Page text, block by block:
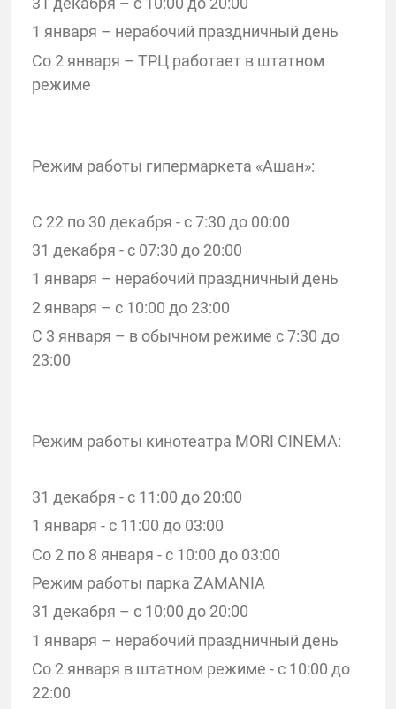
1 января – нерабочий праздничный день
Со 2 января – ТРЦ работает в штатном
режиме
Режим работы гипермаркета «Ашан»:
С 22 по 30 декабря - с 7:30 до 00:00
31 декабря - с 07:30 до 20:00
1 января – нерабочий праздничный день
2 января – с 10:00 до 23:00
С 3 января – в обычном режиме с 7:30 до
23:00
Режим работы кинотеатра MORI CINEMA:
31 декабря - с 11:00 до 20:00
1 января - с 11:00 до 03:00
Со 2 по 8 января - с 10:00 до 03:00
Режим работы парка ZAMANIA
31 декабря – с 10:00 до 20:00
1 января – нерабочий праздничный день
Со 2 января в штатном режиме - с 10:00 до
22:00